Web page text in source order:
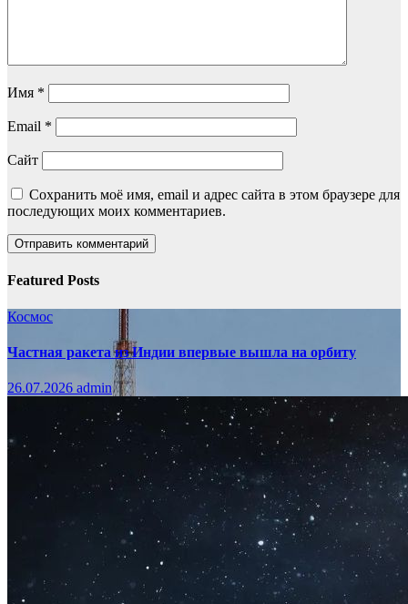
Имя *
Email *
Сайт
Сохранить моё имя, email и адрес сайта в этом браузере для
последующих моих комментариев.
Featured Posts
Космос
Частная ракета из Индии впервые вышла на орбиту
26.07.2026 admin